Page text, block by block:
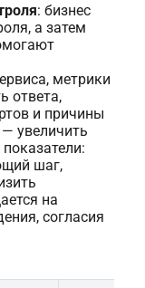
: бизнес
а затем
метрики
ответа,
и причины
увеличить
шаг,
на
согласия